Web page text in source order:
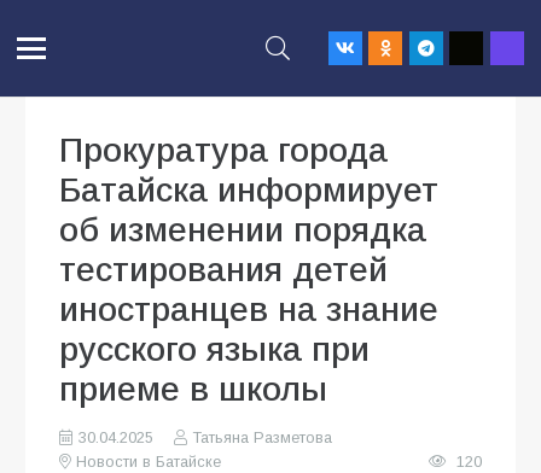
Прокуратура города
Батайска информирует
об изменении порядка
тестирования детей
иностранцев на знание
русского языка при
приеме в школы
30.04.2025
Татьяна Разметова
Новости в Батайске
120